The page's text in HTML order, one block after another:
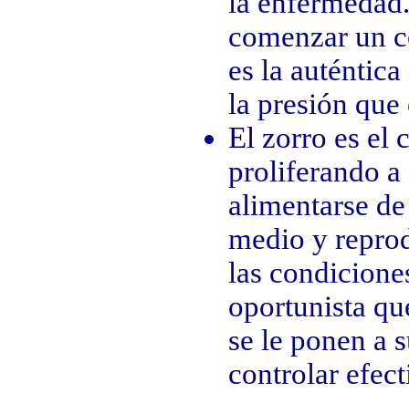
comenzar un
es la
la presión
El zorro es el
proliferando a
alimentarse
medio y
las
oportunista
se le ponen a
controlar